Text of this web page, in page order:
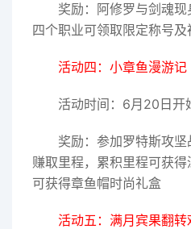
奖励：阿修罗与剑魂
四个职业可领取限定称号及
活动四：小章鱼漫游记
活动时间：6月20日开
奖励：参加罗特斯攻坚
赚取里程，累积里程可获
可获得章鱼帽时尚礼盒
活动五：满月宾果翻转